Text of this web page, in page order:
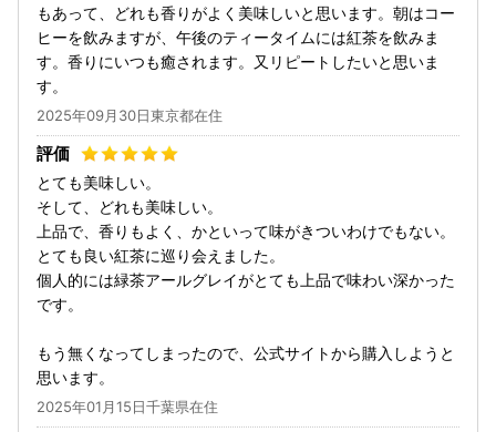
もあって、どれも香りがよく美味しいと思います。朝はコー
ヒーを飲みますが、午後のティータイムには紅茶を飲みま
す。香りにいつも癒されます。又リピートしたいと思いま
す。
2025年09月30日東京都在住
とても美味しい。
そして、どれも美味しい。
上品で、香りもよく、かといって味がきついわけでもない。
とても良い紅茶に巡り会えました。
個人的には緑茶アールグレイがとても上品で味わい深かった
です。
もう無くなってしまったので、公式サイトから購入しようと
思います。
2025年01月15日千葉県在住